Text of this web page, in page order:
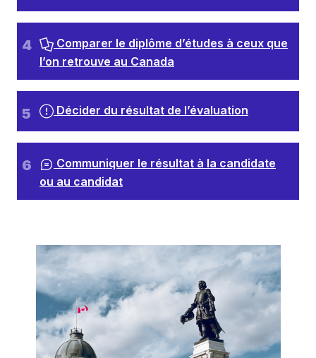
Comparer le diplôme d’études à ceux que
l’on retrouve au Canada
Décider du résultat de l’évaluation
Communiquer le résultat à la candidate
ou au candidat